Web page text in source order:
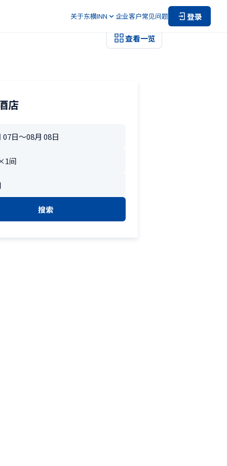
关于东横INN 企业客户常见问题 登录
查看一览
店
搜索